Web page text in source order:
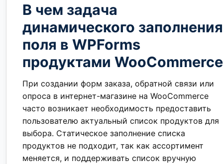
В чем задача
динамического заполнения
поля в WPForms
продуктами WooCommerce
При создании форм заказа, обратной связи или
опроса в интернет-магазине на WooCommerce
часто возникает необходимость предоставить
пользователю актуальный список продуктов для
выбора. Статическое заполнение списка
продуктов не подходит, так как ассортимент
меняется, и поддерживать список вручную